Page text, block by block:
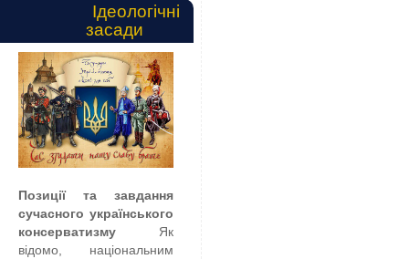
Ідеологічні
засади
Позиції та завдання
сучасного українського
консерватизму Як
відомо, національним